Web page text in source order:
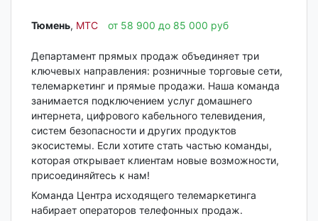
Тюмень‎, МТС от 58 900 до 85 000 руб
Департамент прямых продаж объединяет три
ключевых направления: розничные торговые сети,
телемаркетинг и прямые продажи. Наша команда
занимается подключением услуг домашнего
интернета, цифрового кабельного телевидения,
систем безопасности и других продуктов
экосистемы. Если хотите стать частью команды,
которая открывает клиентам новые возможности,
присоединяйтесь к нам!
Команда Центра исходящего телемаркетинга
набирает операторов телефонных продаж.